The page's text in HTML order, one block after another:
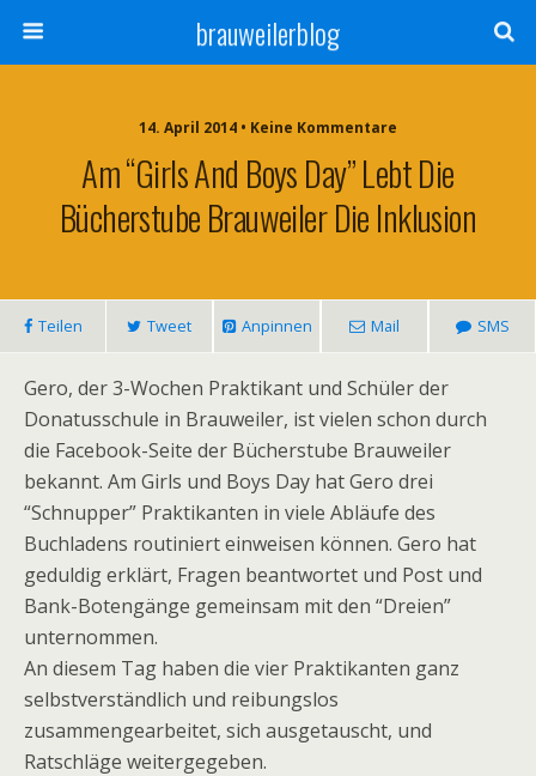
brauweilerblog
14. April 2014 • Keine Kommentare
Am “Girls And Boys Day” Lebt Die
Bücherstube Brauweiler Die Inklusion
Teilen Tweet Anpinnen Mail SMS
Gero, der 3-Wochen Praktikant und Schüler der
Donatusschule in Brauweiler, ist vielen schon durch
die Facebook-Seite der Bücherstube Brauweiler
bekannt. Am Girls und Boys Day hat Gero drei
“Schnupper” Praktikanten in viele Abläufe des
Buchladens routiniert einweisen können. Gero hat
geduldig erklärt, Fragen beantwortet und Post und
Bank-Botengänge gemeinsam mit den “Dreien”
unternommen.
An diesem Tag haben die vier Praktikanten ganz
selbstverständlich und reibungslos
zusammengearbeitet, sich ausgetauscht, und
Ratschläge weitergegeben.